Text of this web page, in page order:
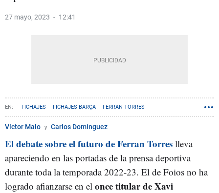
27 mayo, 2023 12:41
FICHAJES FICHAJES BARÇA FERRAN TORRES
Víctor Malo Carlos Domínguez
El debate sobre el futuro de Ferran Torres lleva
apareciendo en las portadas de la prensa deportiva
durante toda la temporada 2022-23. El de Foios no ha
logrado afianzarse en el once titular de Xavi